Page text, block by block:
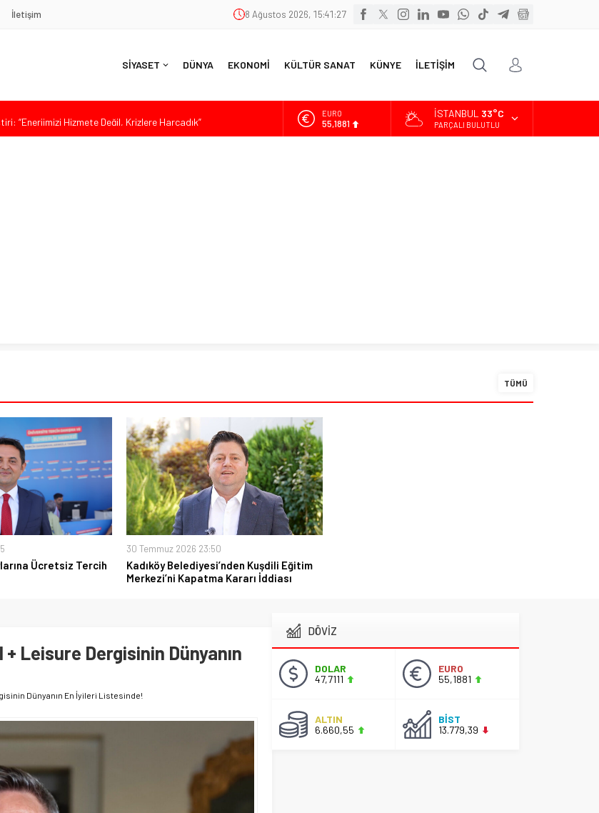
İletişim 8 Ağustos 2026, 15:41:29
SİYASET DÜNYA EKONOMİ KÜLTÜR SANAT KÜNYE İLETİŞİM
“Enerjimizi Hizmete Değil, Krizlere Harcadık”
Dolu Veda Gecesi
ALTIN
6.660,55
İSTANBUL 33°C
PARÇALI BULUTLU
TÜMÜ
Ücretsiz Tercih
30 Temmuz 2026 23:50
Kadıköy Belediyesi’nden Kuşdili Eğitim
Merkezi’ni Kapatma Kararı İddiası
Leisure Dergisinin Dünyanın
Dünyanın En İyileri Listesinde!
DÖVİZ
DOLAR
47,7111
EURO
55,1881
ALTIN
6.660,55
BİST
13.779,39